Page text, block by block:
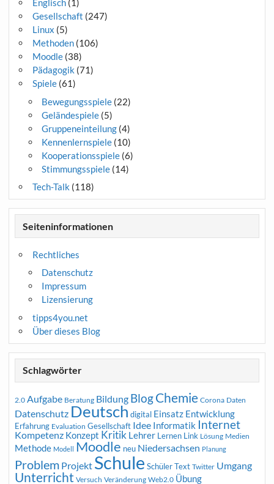
Englisch(1)
Gesellschaft (247)
Linux (5)
Methoden(106)
Moodle(38)
Pädagogik (71)
Spiele(61)
Bewegungsspiele(22)
Geländespiele(5)
Gruppeneinteilung(4)
Kennenlernspiele(10)
Kooperationsspiele(6)
Stimmungsspiele(14)
Tech-Talk (118)
Seiteninformationen
Rechtliches
Datenschutz
Impressum
Lizensierung
tipps4you.net
Über dieses Blog
Schlagwörter
2.0 Aufgabe Beratung Bildung BlogChemie Corona Daten
Datenschutz Deutsch digital Einsatz Entwicklung
Erfahrung Evaluation Gesellschaft Idee Informatik Internet
Kompetenz Konzept Kritik Lehrer Lernen Link Lösung Medien
Methode Modell Moodle neu Niedersachsen Planung
Problem Projekt Schule Schüler Text Twitter Umgang
Unterricht Versuch Veränderung Web2.0 Übung